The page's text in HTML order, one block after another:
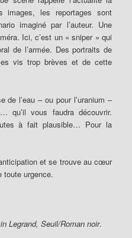
images, les reportages sont
imaginé par l’auteur. Une
Ici, c’est un « sniper » qui
de l’armée. Des portraits de
vis trop brèves et de cette
de l’eau – ou pour l’uranium –
qu’il vous faudra découvrir.
à fait plausible… Pour la
et se trouve au cœur
toute urgence.
Legrand, Seuil/Roman noir.